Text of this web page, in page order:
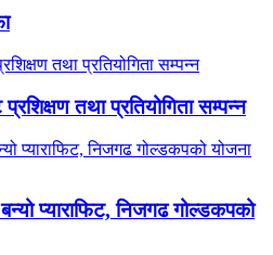
तथा प्रतियोगिता सम्पन्न
प्याराफिट, निजगढ गोल्डकपको